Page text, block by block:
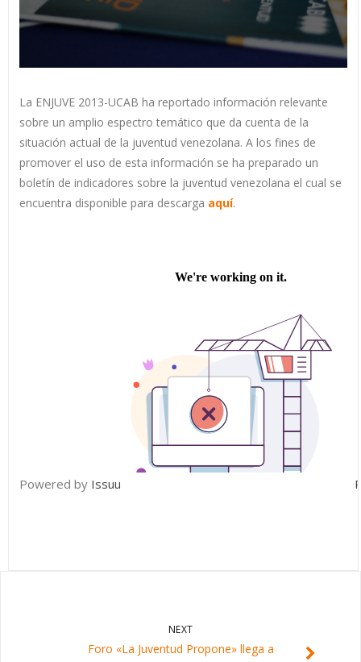
La ENJUVE 2013-UCAB ha reportado información relevante
sobre un amplio espectro temático que da cuenta de la
situación actual de la juventud venezolana. A los fines de
promover el uso de esta información se ha preparado un
boletín de indicadores sobre la juventud venezolana el cual se
encuentra disponible para descarga aquí.
Powered by Issuu
NEXT
Foro «La Juventud Propone» llega a